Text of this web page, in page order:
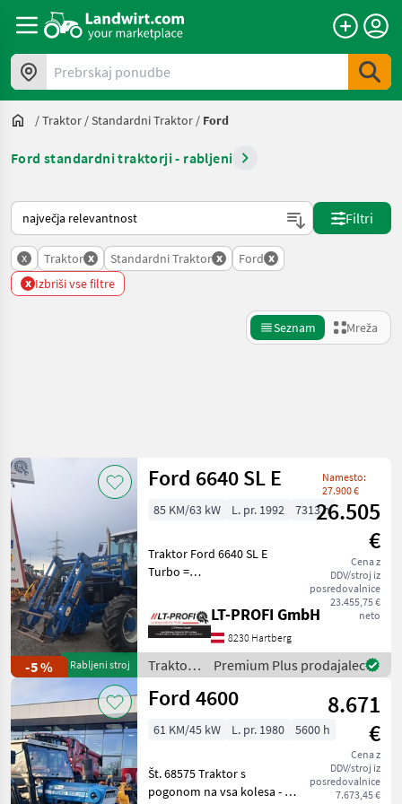
Prebrskaj ponudbe
/Traktor /Standardni Traktor / Ford
Ford standardni traktorji - rabljeni
Tako je razvrščeno na Landwirt.com
Filtri
x Traktor x Standardni Traktor x Ford x
x Izbriši vse filtre
Seznam Mreža
Kategorija 4 Država Filtri
TRENUTNA
POT
Kmetijska
tehnika
Traktor
Standardni
Traktor
IZBERITE
KATEGORIJO
Ford
Ponastavi
Prikaži
131
rezultatov
-5 % Rabljeni stroj
Ford 6640 SL E
Namesto:
27.900 €
26.505
€
Cena z
DDV/stroj iz
posredovalnice
23.455,75 €
neto
85 KM/63 kW L. pr. 1992 7313 h
Traktor Ford 6640 SL E
Turbo =
inkl. Frontlader Stoll HDPM
10 samt Multikuppler und
3. Funktion - 16/16
Lastschaltgetriebe mit 4-
facher La
LT-PROFI GmbH
8230 Hartberg
Traktor /
Ford
Premium Plus prodajalec
Ford 4600
8.671
€
Cena z
DDV/stroj iz
posredovalnice
7.673,45 €
61 KM/45 kW L. pr. 1980 5600 h
Št. 68575 Traktor s
pogonom na vsa kolesa - z